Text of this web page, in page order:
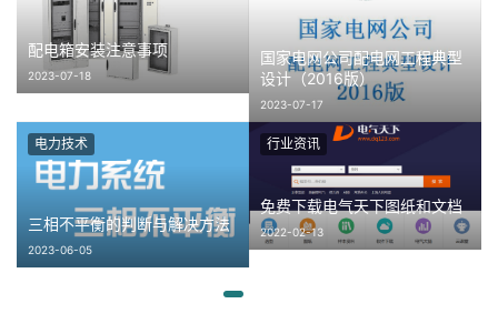
配电箱安装注意事项
2023-07-18
国家电网公司配电网工程典型
设计（2016版）
2023-07-17
三相不平衡的判断与解决方法
2023-06-05
电力技术
免费下载电气天下图纸和文档
2022-02-13
行业资讯